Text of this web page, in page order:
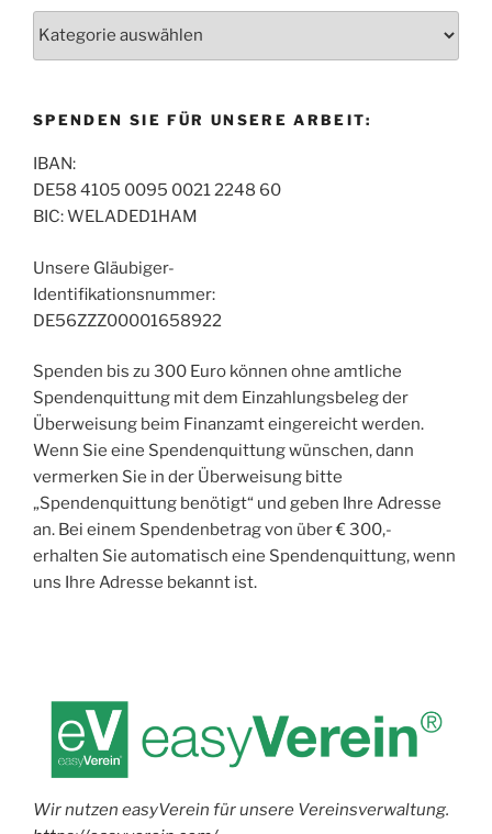
SPENDEN SIE FÜR UNSERE ARBEIT:
IBAN:
DE58 4105 0095 0021 2248 60
BIC: WELADED1HAM
Unsere Gläubiger-
Identifikationsnummer:
DE56ZZZ00001658922
Spenden bis zu 300 Euro können ohne amtliche
Spendenquittung mit dem Einzahlungsbeleg der
Überweisung beim Finanzamt eingereicht werden.
Wenn Sie eine Spendenquittung wünschen, dann
vermerken Sie in der Überweisung bitte
„Spendenquittung benötigt“ und geben Ihre Adresse
an. Bei einem Spendenbetrag von über € 300,-
erhalten Sie automatisch eine Spendenquittung, wenn
uns Ihre Adresse bekannt ist.
Wir nutzen easyVerein für unsere Vereinsverwaltung.